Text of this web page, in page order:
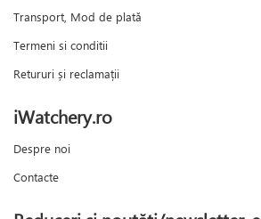
Transport, Mod de plată
Termeni si conditii
Retururi și reclamații
iWatchery.ro
Despre noi
Contacte